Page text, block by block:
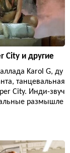
City и другие
Karol G, ду
танцевальная
City. Инди-звуч
размышле